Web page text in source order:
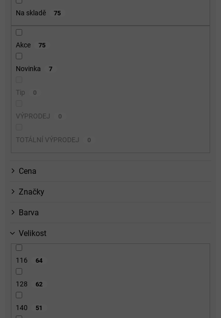
Na skladě 75
Akce 75
Novinka 7
Tip 0
VÝPRODEJ 0
TOTÁLNÍ VÝPRODEJ 0
Cena
Značky
Barva
Velikost
116 64
128 62
140 51